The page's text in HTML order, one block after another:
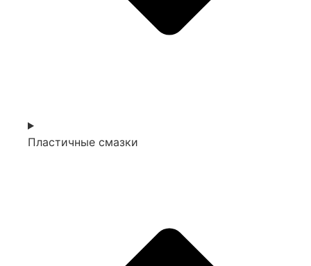
Пластичные смазки